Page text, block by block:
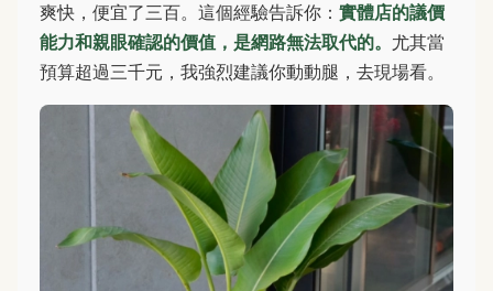
爽快，便宜了三百。這個經驗告訴你： 實體店的議價
能力和親眼確認的價值，是網路無法取代的。 尤其當
預算超過三千元，我強烈建議你動動腿，去現場看。